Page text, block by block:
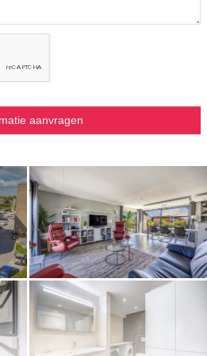
waar je pas tijdens een bezichtiging
samenkomt. De ruimte, het uitzicht, de
van een woning waar al veel aan
al. Een plek waar je thuiskomt, de
begrijpt waarom de huidige
om hier boven de stad te wonen, met
laten we Agorabaan 39 graag aan je
eenvoudig een afspraak aan via
we nemen daarna contact met je op om
uitzicht
de bovenste verdieping